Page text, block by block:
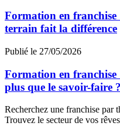
Formation en franchise
terrain fait la différence
Publié le 27/05/2026
Formation en franchise
plus que le savoir-faire ?
Recherchez une franchise par
Trouvez le secteur de vos